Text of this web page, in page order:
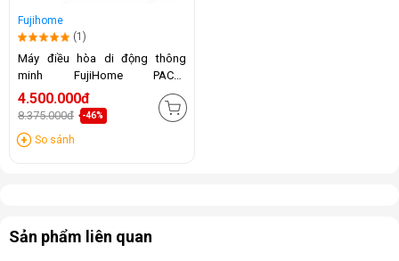
Fujihome
(1)
Máy điều hòa di động thông
minh FujiHome PAC07
(7000BTU)
4.500.000đ
8.375.000đ -46%
So sánh
Sản phẩm liên quan